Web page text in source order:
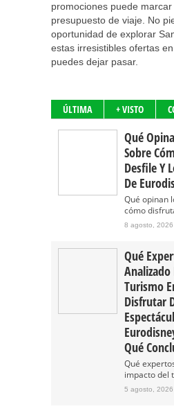
promociones puede
presupuesto de viaje. No
oportunidad de explorar
estas irresistibles ofertas
puedes dejar pasar.
ÚLTIMA + VISTO
Qué
Sobre
Desfile Y
De
Qué opinan
cómo
8 agosto, 2026
Qué
Turismo
Disfrutar
Qué
Qué
impacto del
5 agosto, 2026